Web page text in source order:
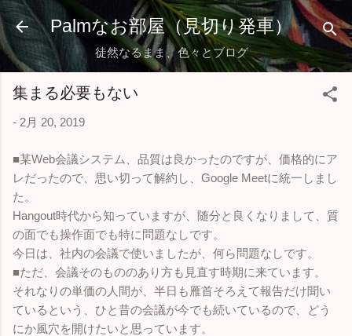
スキップしてメイン コンテンツに移動
Palmなお部屋（見切り発車）
徒然なるまま、色々とブログ
集まる必要もない
- 2月 20, 2019
■某Web会議システム、品質は良かったのですが、価格的にア
レだったので、思い切って解約し、Google Meetに統一しまし
た。
Hangout時代から知っていますが、随分と良くなりまして、質
の面でも操作面でも特に問題なしです。
今日は、社内の会議で使いましたが、何ら問題なしです。
■ただ、会議そのもののあり方も見直す時期に来ています。
それなりの単価の人間が、半日も雁首そろえて報告だけ聞い
ているという、ひと昔の会議が今でも続いているので、どう
にか風穴を開けたいと思っています。